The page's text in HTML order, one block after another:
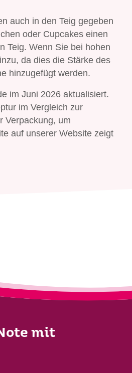
auch in den Teig gegeben
oder Cupcakes einen
Teig. Wenn Sie bei hohen
da dies die Stärke des
hinzugefügt werden.
im Juni 2026 aktualisiert.
im Vergleich zur
Verpackung, um
auf unserer Website zeigt
mit